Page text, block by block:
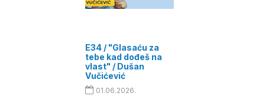
E34 / "Glasaću za
tebe kad dođeš na
vlast" / Dušan
Vučićević
01.06.2026.